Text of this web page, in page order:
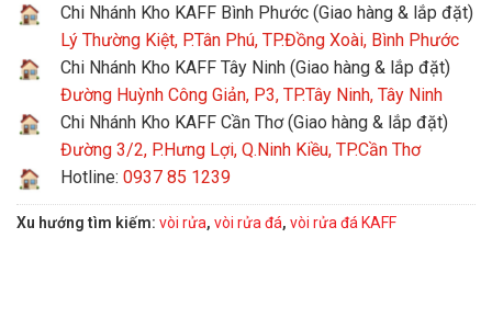
Chi Nhánh Kho KAFF Bình Phước (Giao hàng & lắp đặt)
Lý Thường Kiệt, P.Tân Phú, TP.Đồng Xoài, Bình Phước
Chi Nhánh Kho KAFF Tây Ninh (Giao hàng & lắp đặt)
Đường Huỳnh Công Giản, P3, TP.Tây Ninh, Tây Ninh
Chi Nhánh Kho KAFF Cần Thơ (Giao hàng & lắp đặt)
Đường 3/2, P.Hưng Lợi, Q.Ninh Kiều, TP.Cần Thơ
Hotline: 0937 85 1239
Xu hướng tìm kiếm: vòi rửa, vòi rửa đá, vòi rửa đá KAFF